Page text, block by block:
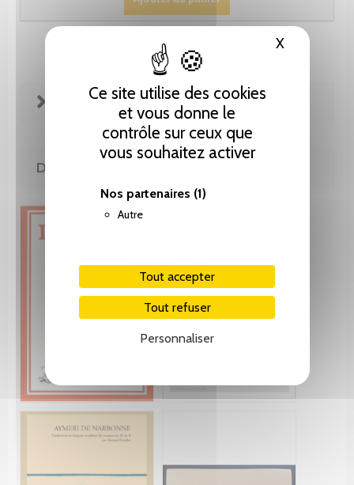
Ce site utilise des cookies
et vous donne le
contrôle sur ceux que
vous souhaitez activer
Nos partenaires (1)
Autre
Tout accepter
Tout refuser
Personnaliser
XMasquer
FICHE TECHNIQUE
DE LA MÊME COLLECTION